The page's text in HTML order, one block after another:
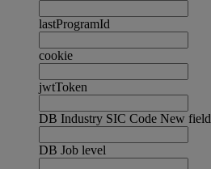
lastProgramId
cookie
jwtToken
DB Industry SIC Code New field
DB Job level